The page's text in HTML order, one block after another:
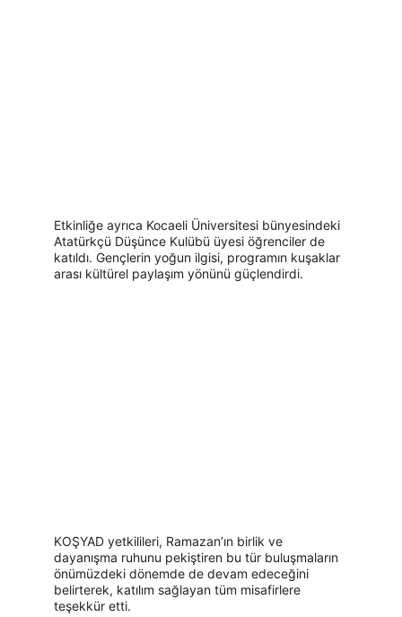
Etkinliğe ayrıca Kocaeli Üniversitesi bünyesindeki
Atatürkçü Düşünce Kulübü üyesi öğrenciler de
katıldı. Gençlerin yoğun ilgisi, programın kuşaklar
arası kültürel paylaşım yönünü güçlendirdi.
KOŞYAD yetkilileri, Ramazan’ın birlik ve
dayanışma ruhunu pekiştiren bu tür buluşmaların
önümüzdeki dönemde de devam edeceğini
belirterek, katılım sağlayan tüm misafirlere
teşekkür etti.